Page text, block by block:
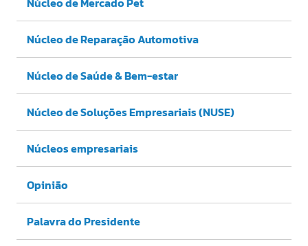
Núcleo de Reparação Automotiva
Núcleo de Saúde & Bem-estar
Núcleo de Soluções Empresariais (NUSE)
Núcleos empresariais
Opinião
Palavra do Presidente